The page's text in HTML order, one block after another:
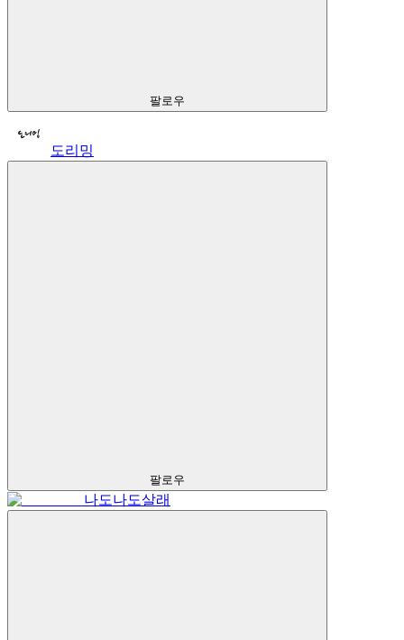
팔로우
도리밍
팔로우
나도나도살래